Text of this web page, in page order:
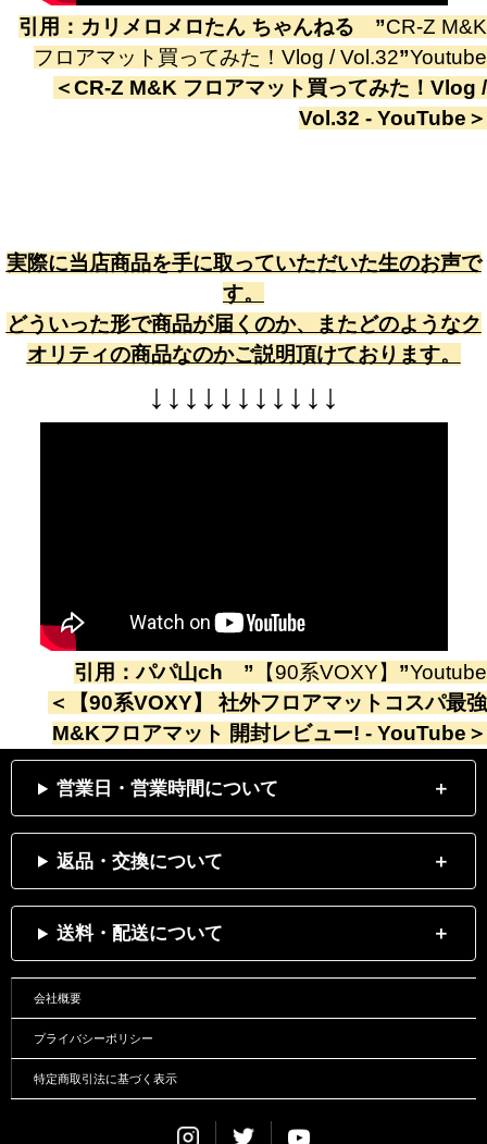
引用： カリメロメロたん ちゃんねる ”CR-Z M&K
フロアマット買ってみた！Vlog / Vol.32”Youtube
＜CR-Z M&K フロアマット買ってみた！Vlog /
Vol.32 - YouTube ＞
実際に当店商品を手に取っていただいた生のお声で
す。
どういった形で商品が届くのか、またどのようなク
オリティの商品なのかご説明頂けております。
↓ ↓ ↓ ↓ ↓ ↓ ↓ ↓ ↓ ↓ ↓
引用：パパ山ch ” 【90系VOXY】 ”Youtube
＜
【90系VOXY】 社外フロアマットコスパ最強
M&Kフロアマット 開封レビュー! - YouTube ＞
営業日・営業時間について
返品・交換について
送料・配送について
会社概要
プライバシーポリシー
特定商取引法に基づく表示
InstagramTwitter